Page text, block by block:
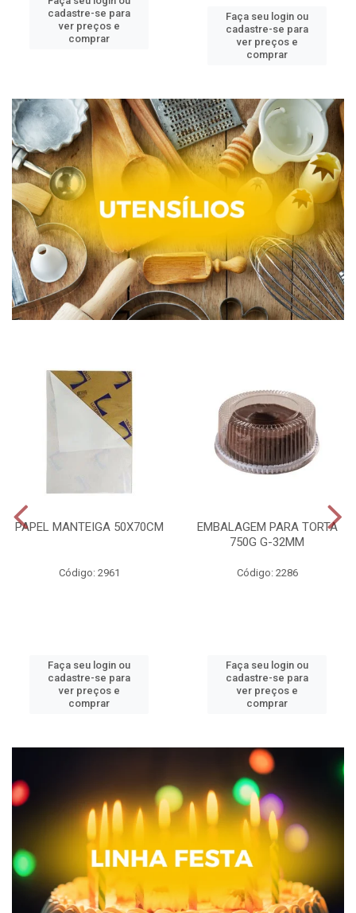
cadastre-se para
ver preços e
comprar
Faça seu login ou
cadastre-se para
ver preços e
comprar
PAPEL MANTEIGA 50X70CM
Código: 2961
Faça seu login ou
cadastre-se para
ver preços e
comprar
EMBALAGEM PARA TORTA
750G G-32MM
Código: 2286
Faça seu login ou
cadastre-se para
ver preços e
comprar